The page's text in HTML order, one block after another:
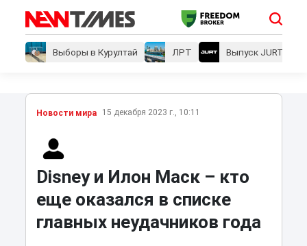
Выборы в Курултай ЛРТ Выпуск JURT
Новости мира 15 декабря 2023 г., 10:11
Disney и Илон Маск – кто
еще оказался в списке
главных неудачников года